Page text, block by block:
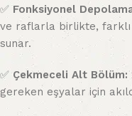
✅Fonksiyonel
ve raflarla birlikte,
sunar.
✅Çekmeceli Alt Bölüm:
gereken eşyalar için